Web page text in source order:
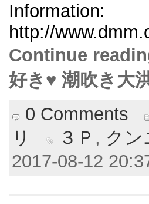
Information:
http://
Continue
好き♥ 潮吹き大
0 Comments
リ
３Ｐ , クン
2017-08-12